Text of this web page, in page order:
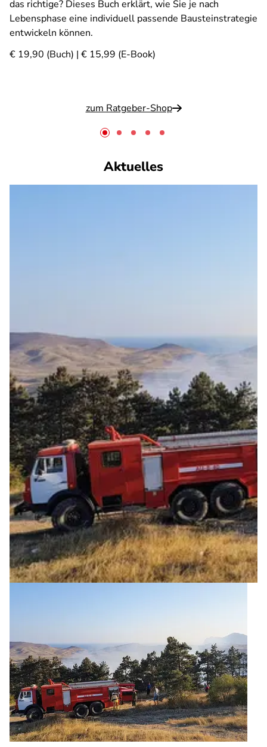
das richtige? Dieses Buch erklärt, wie Sie je nach
Lebensphase eine individuell passende Bausteinstrategie
entwickeln können.
€ 19,90 (Buch) | € 15,99 (E-Book)
zum Ratgeber-Shop
Aktuelles